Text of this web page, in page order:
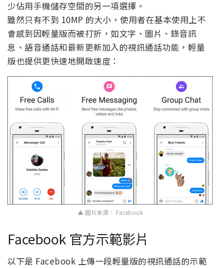
少佔用手機儲存空間的另一項選擇。
雖然只有不到 10MP 的大小，使用者在基本使用上不
會感到因輕量版而被打折，如文字、圖片、錄音訊
息、語音通話和最新更新加入的視訊通話功能，輕量
版也提供更快速地開啟速度：
▲ 圖片來源： Facebook
Facebook 官方示範影片
以下是 Facebook 上傳一段輕量版的視訊通話的示範